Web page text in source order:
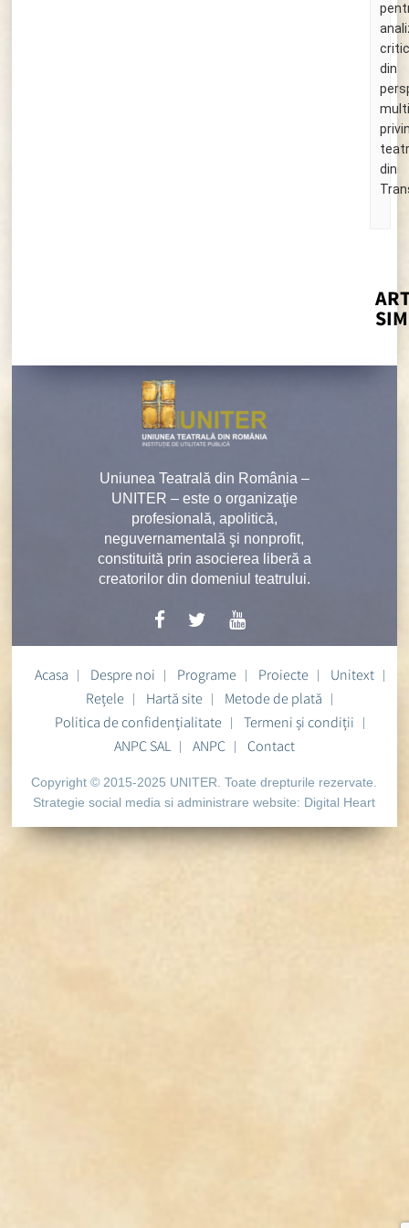
din
din
Uniunea Teatrală din România –
UNITER – este o organizaţie
profesională, apolitică,
neguvernamentală şi nonprofit,
constituită prin asocierea liberă a
creatorilor din domeniul teatrului.
Acasa Despre noi Programe Proiecte
Unitext
Rețele
Hartă site
Metode de plată
Politica de confidențialitate
Termeni și condiții
ANPC SAL
ANPC Contact
Copyright © 2015-2025 UNITER. Toate drepturile rezervate.
Strategie social media si administrare website: Digital Heart